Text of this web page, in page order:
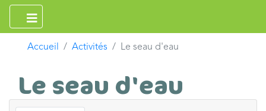
Accueil Activités Le seau d'eau
Le seau d'eau